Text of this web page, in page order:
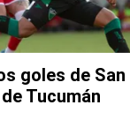
goles de
Tucumán